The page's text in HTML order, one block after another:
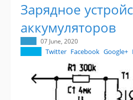
Зарядное
аккумуляторов
07 June, 2020
Twitter Facebook Google+